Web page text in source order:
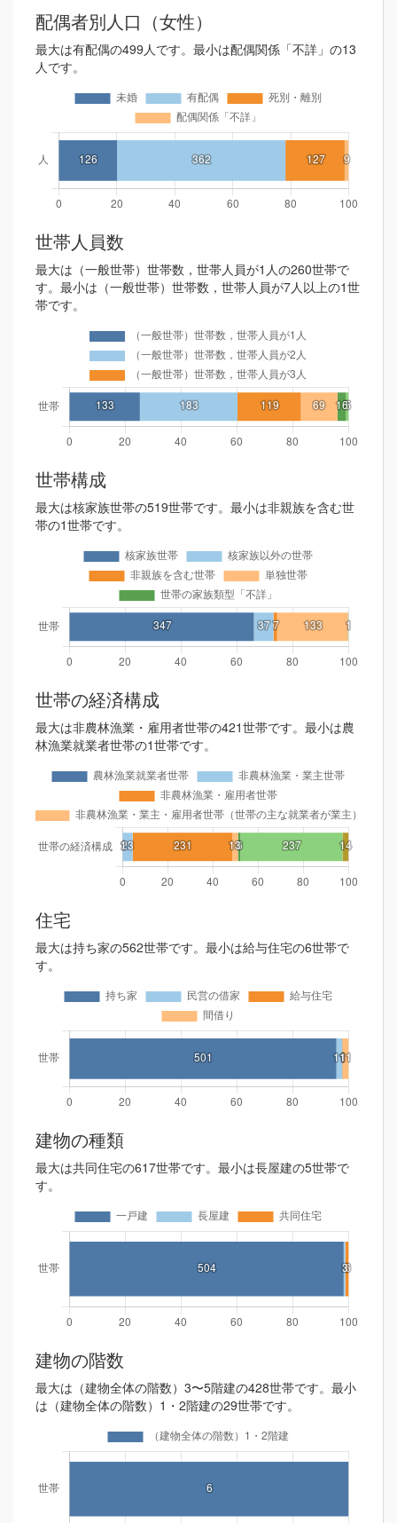
配偶者別人口（女性）
最大は有配偶の499人です。最小は配偶関係「不詳」の13
人です。
世帯人員数
最大は（一般世帯）世帯数，世帯人員が1人の260世帯で
す。最小は（一般世帯）世帯数，世帯人員が7人以上の1世
帯です。
世帯構成
最大は核家族世帯の519世帯です。最小は非親族を含む世
帯の1世帯です。
世帯の経済構成
最大は非農林漁業・雇用者世帯の421世帯です。最小は農
林漁業就業者世帯の1世帯です。
住宅
最大は持ち家の562世帯です。最小は給与住宅の6世帯で
す。
建物の種類
最大は共同住宅の617世帯です。最小は長屋建の5世帯で
す。
建物の階数
最大は（建物全体の階数）3〜5階建の428世帯です。最小
は（建物全体の階数）1・2階建の29世帯です。